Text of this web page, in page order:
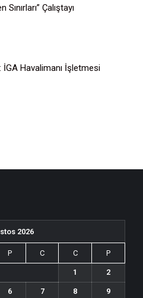
Çalıştayı
İGA Havalimanı İşletmesi
2026
P C C P
1 2
6 7 8 9